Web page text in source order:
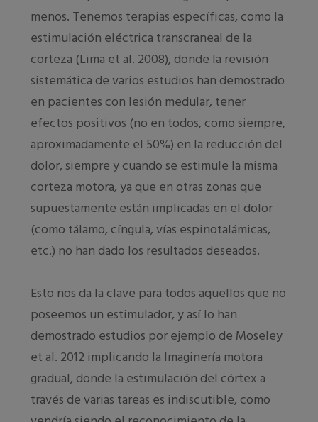
menos. Tenemos terapias específicas, como la
estimulación eléctrica transcraneal de la
corteza (Lima et al. 2008), donde la revisión
sistemática de varios estudios han demostrado
en pacientes con lesión medular, tener
efectos positivos (no en todos, como siempre,
aproximadamente el 50%) en la reducción del
dolor, siempre y cuando se estimule la misma
corteza motora, ya que en otras zonas que
supuestamente están implicadas en el dolor
(como tálamo, cíngula, vías espinotalámicas,
etc.) no han dado los resultados deseados.
Esto nos da la clave para todos aquellos que no
poseemos un estimulador, y así lo han
demostrado estudios por ejemplo de Moseley
et al. 2012 implicando la Imaginería motora
gradual, donde la estimulación del córtex a
través de varias tareas es indiscutible, como